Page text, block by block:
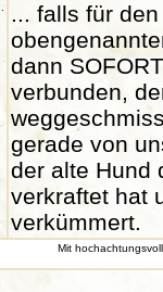
... falls für
dann
verbunden,
gerade von
der alte Hund
verkraftet hat
verkümmert.
Mit